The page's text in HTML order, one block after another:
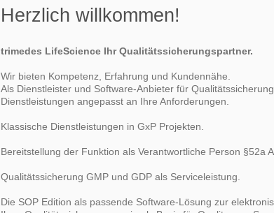
Herzlich willkommen!
trimedes LifeScience Ihr Qualitätssicherungspartner.
Wir bieten Kompetenz, Erfahrung und Kundennähe.
Als Dienstleister und Software-Anbieter für
Dienstleistungen angepasst an Ihre Anforderungen.
Klassische Dienstleistungen in GxP Projekten.
Bereitstellung der Funktion als Verantwortliche Person §52a
Qualitätssicherung GMP und GDP als Serviceleistung.
Die SOP Edition als passende Software-Lösung zur